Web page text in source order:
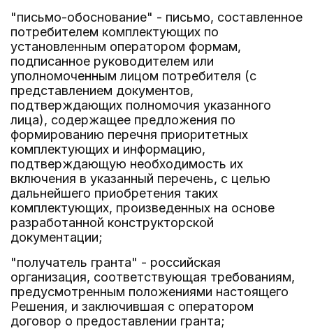
"письмо-обоснование" - письмо, составленное
потребителем комплектующих по
установленным оператором формам,
подписанное руководителем или
уполномоченным лицом потребителя (с
представлением документов,
подтверждающих полномочия указанного
лица), содержащее предложения по
формированию перечня приоритетных
комплектующих и информацию,
подтверждающую необходимость их
включения в указанный перечень, с целью
дальнейшего приобретения таких
комплектующих, произведенных на основе
разработанной конструкторской
документации;
"получатель гранта" - российская
организация, соответствующая требованиям,
предусмотренным положениями настоящего
Решения, и заключившая с оператором
договор о предоставлении гранта;